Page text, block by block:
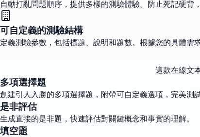
自動打亂問題順序，提供多樣的測驗體驗。防止死記硬背
可自定義的測驗結構
定義測驗參數，包括標題、說明和題數。根據您的具體需
這款在線文
多項選擇題
創建引人入勝的多項選擇題，附帶可自定義選項，完美測
是非評估
生成直接的是非題，快速評估對關鍵概念和事實的理解。
填空題